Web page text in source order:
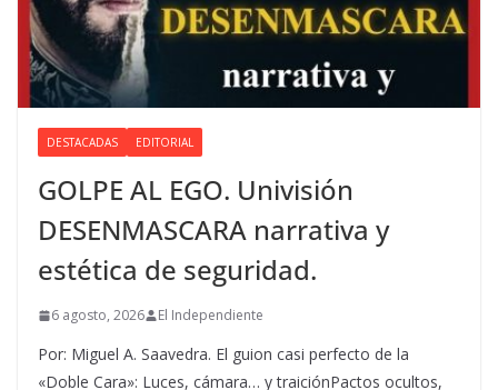
DESTACADAS EDITORIAL
GOLPE AL EGO. Univisión
DESENMASCARA narrativa y
estética de seguridad.
6 agosto, 2026 El Independiente
Por: Miguel A. Saavedra. El guion casi perfecto de la
«Doble Cara»: Luces, cámara… y traiciónPactos ocultos,